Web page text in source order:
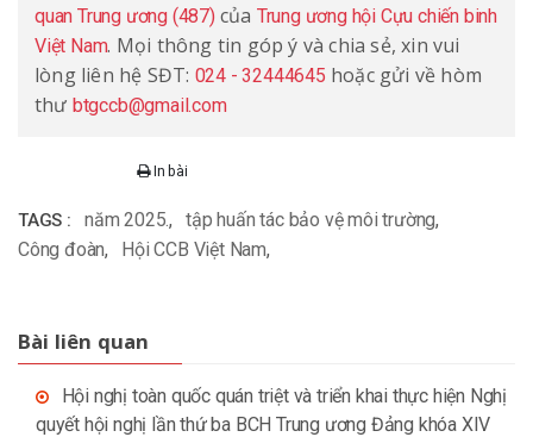
quan Trung ương (487)của Trung ương hội Cựu chiến binh
Việt Nam. Mọi thông tin góp ý và chia sẻ, xin vui
lòng liên hệ SĐT: 024 - 32444645 hoặc gửi về hòm
thư btgccb@gmail.com
In bài
TAGS : năm 2025., tập huấn tác bảo vệ môi trường,
Công đoàn, Hội CCB Việt Nam,
Bài liên quan
Hội nghị toàn quốc quán triệt và triển khai thực hiện Nghị
quyết hội nghị lần thứ ba BCH Trung ương Đảng khóa XIV